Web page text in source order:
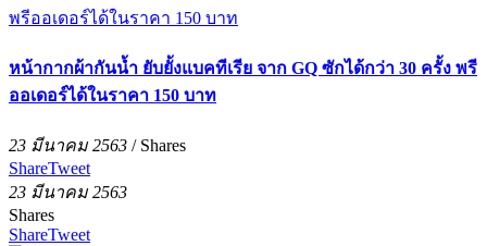
หน้ากากผ้ากันน้ำ ยับยั้งแบคทีเรีย จาก GQ ซักได้กว่า 30 ครั้ง พรี
ออเดอร์ได้ในราคา 150 บาท
23 มีนาคม 2563 / Shares
ShareTweet
23 มีนาคม 2563
Shares
ShareTweet